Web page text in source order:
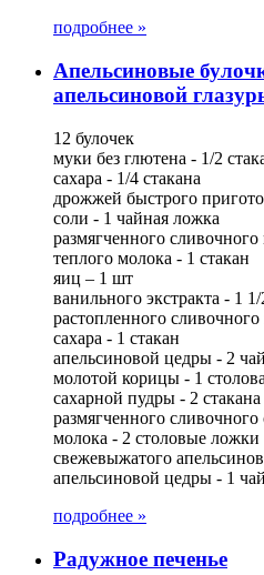
подробнее »
Апельсиновые
апельсиновой
12 булочек
муки без глютена - 1/2
сахара - 1/4 стакана
дрожжей быстрого
соли - 1 чайная ложка
размягченного
теплого молока - 1 стакан
яиц – 1 шт
ванильного экстракта - 1
растопленного
сахара - 1 стакан
апельсиновой цедры - 2
молотой корицы - 1
сахарной пудры - 2 стакана
размягченного
молока - 2 столовые ложки
свежевыжатого
апельсиновой цедры - 1
подробнее »
Радужное печенье